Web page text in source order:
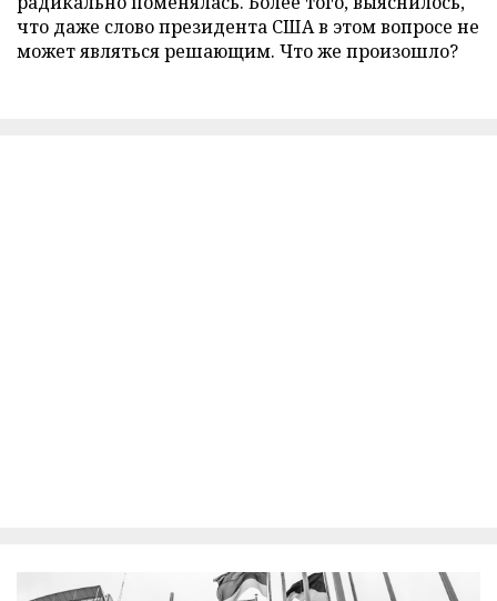
что даже слово президента США в этом вопросе не
может являться решающим. Что же произошло?